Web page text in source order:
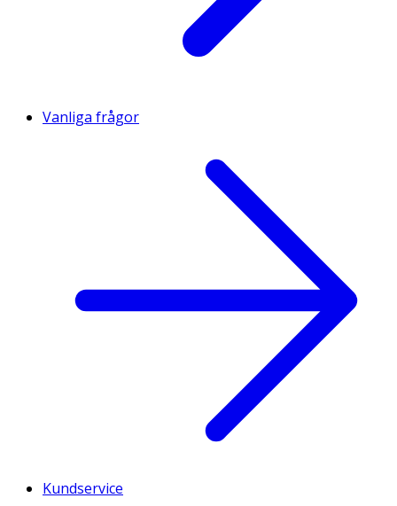
Vanliga frågor
Kundservice